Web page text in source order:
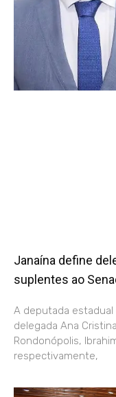
Janaína define
suplentes ao
A deputada estadual
delegada Ana
Rondonópolis,
respectivamente,